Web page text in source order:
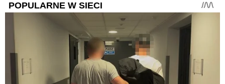
POPULARNE W SIECI